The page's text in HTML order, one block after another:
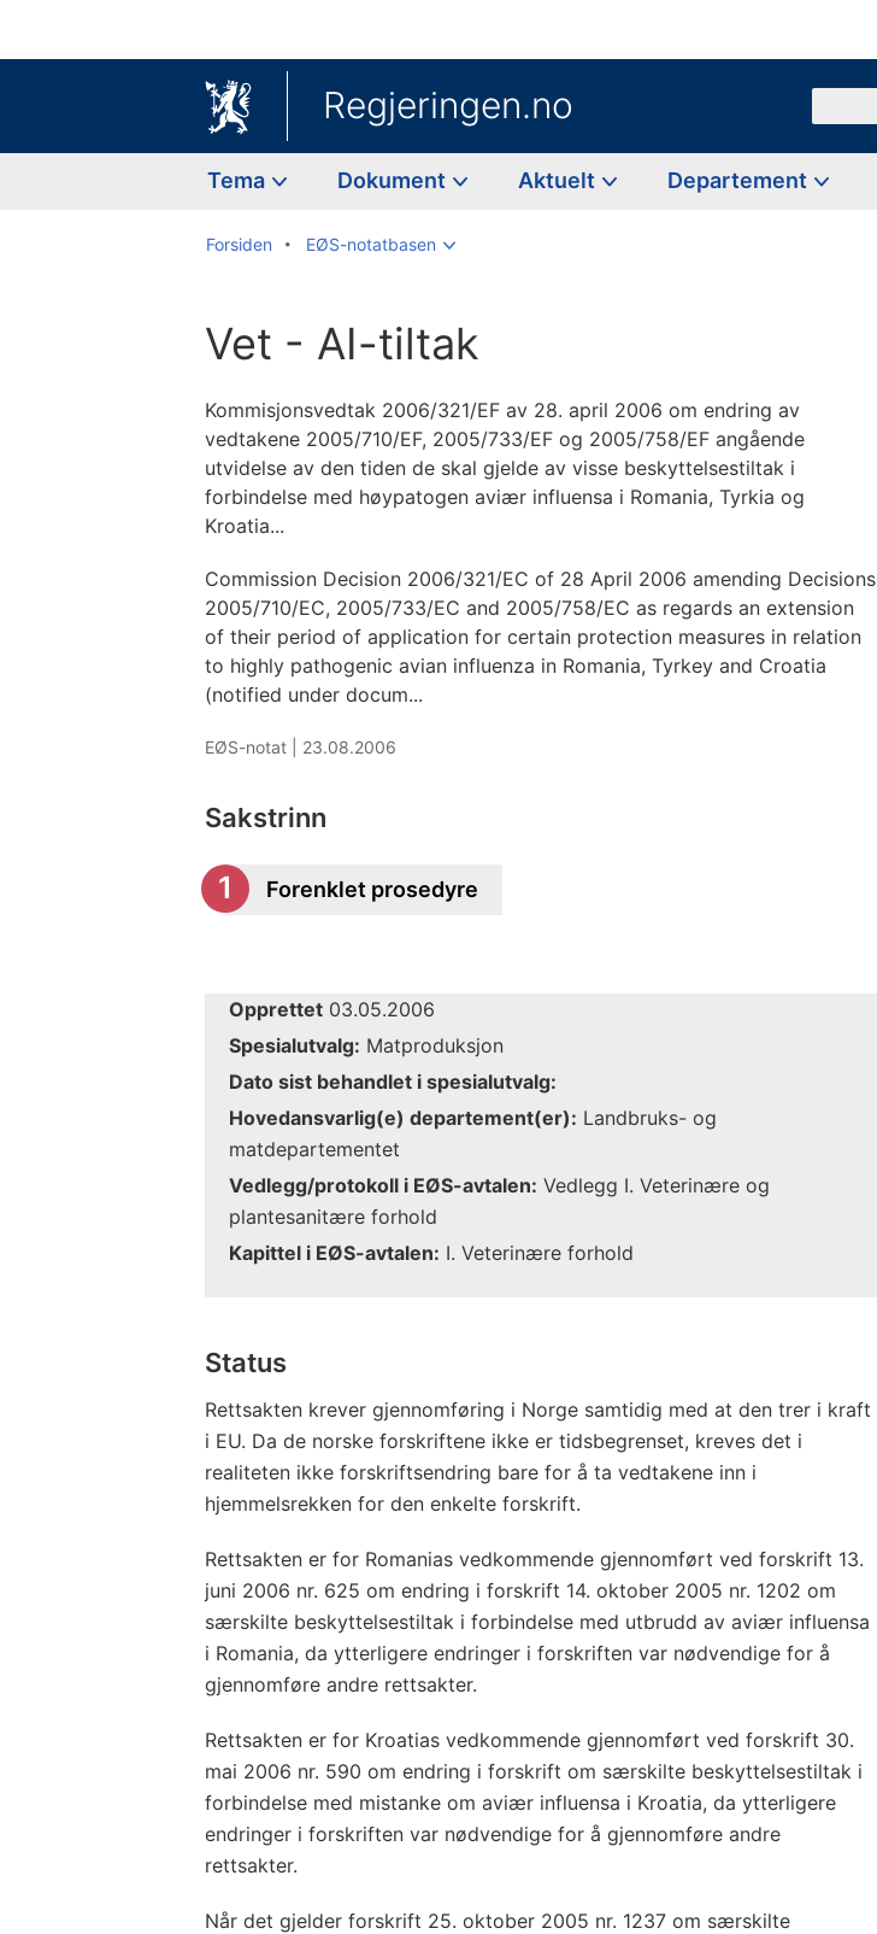
Regjeringen.no
Tema Dokument Aktuelt Departement
Forsiden EØS-notatbasen
Vet - AI-tiltak
Kommisjonsvedtak 2006/321/EF av 28. april 2006 om endring av
vedtakene 2005/710/EF, 2005/733/EF og 2005/758/EF angående
utvidelse av den tiden de skal gjelde av visse beskyttelsestiltak i
forbindelse med høypatogen aviær influensa i Romania, Tyrkia og
Kroatia...
Commission Decision 2006/321/EC of 28 April 2006 amending Decisions
2005/710/EC, 2005/733/EC and 2005/758/EC as regards an extension
of their period of application for certain protection measures in relation
to highly pathogenic avian influenza in Romania, Tyrkey and Croatia
(notified under docum...
EØS-notat | 23.08.2006
Sakstrinn
Forenklet prosedyre
Opprettet 03.05.2006
Spesialutvalg: Matproduksjon
Dato sist behandlet i spesialutvalg:
Hovedansvarlig(e) departement(er): Landbruks- og
matdepartementet
Vedlegg/protokoll i EØS-avtalen: Vedlegg I. Veterinære og
plantesanitære forhold
Kapittel i EØS-avtalen: I. Veterinære forhold
Status
Rettsakten krever gjennomføring i Norge samtidig med at den trer i kraft
i EU. Da de norske forskriftene ikke er tidsbegrenset, kreves det i
realiteten ikke forskriftsendring bare for å ta vedtakene inn i
hjemmelsrekken for den enkelte forskrift.
Rettsakten er for Romanias vedkommende gjennomført ved forskrift 13.
juni 2006 nr. 625 om endring i forskrift 14. oktober 2005 nr. 1202 om
særskilte beskyttelsestiltak i forbindelse med utbrudd av aviær influensa
i Romania, da ytterligere endringer i forskriften var nødvendige for å
gjennomføre andre rettsakter.
Rettsakten er for Kroatias vedkommende gjennomført ved forskrift 30.
mai 2006 nr. 590 om endring i forskrift om særskilte beskyttelsestiltak i
forbindelse med mistanke om aviær influensa i Kroatia, da ytterligere
endringer i forskriften var nødvendige for å gjennomføre andre
rettsakter.
Når det gjelder forskrift 25. oktober 2005 nr. 1237 om særskilte